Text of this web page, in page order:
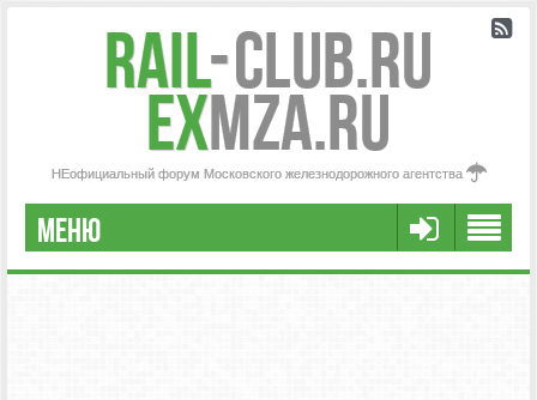
Rail-Club.RU
exMZA.RU
НЕофициальный форум Московского железнодорожного агентства
МЕНЮ
РЕГИСТРАЦИЯ